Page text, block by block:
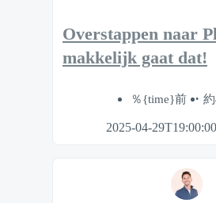
Overstappen naar
makkelijk gaat dat!
％{time}前
2025-04-